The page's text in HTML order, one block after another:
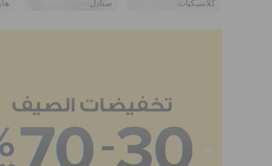
كلاسيكيات صنادل